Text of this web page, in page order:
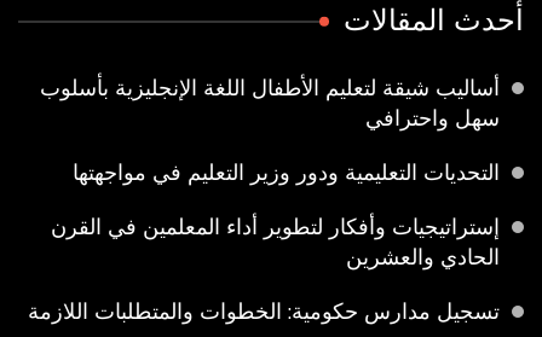
أحدث المقالات
أساليب شيقة لتعليم الأطفال اللغة الإنجليزية بأسلوب
سهل واحترافي
التحديات التعليمية ودور وزير التعليم في مواجهتها
إستراتيجيات وأفكار لتطوير أداء المعلمين في القرن
الحادي والعشرين
تسجيل مدارس حكومية: الخطوات والمتطلبات اللازمة